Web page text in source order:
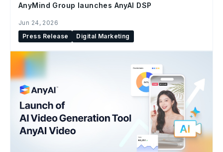
AnyMind Group launches AnyAI DSP
Jun 24, 2026
Press Release
Digital Marketing